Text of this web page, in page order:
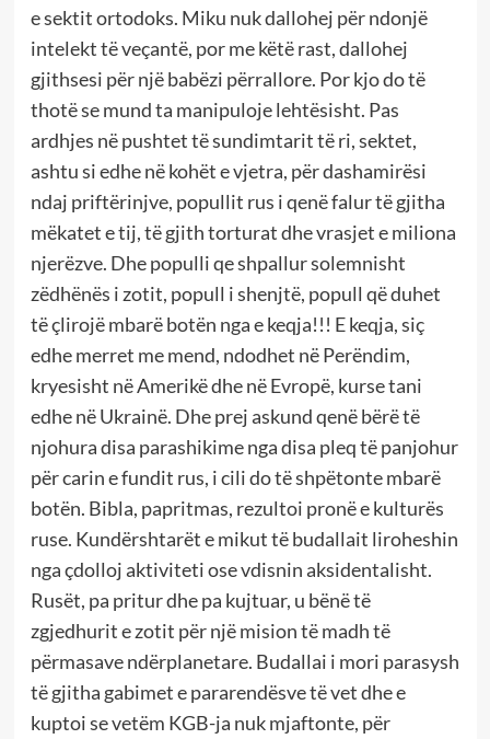
e sektit ortodoks. Miku nuk dallohej për ndonjë
intelekt të veçantë, por me këtë rast, dallohej
gjithsesi për një babëzi përrallore. Por kjo do të
thotë se mund ta manipuloje lehtësisht. Pas
ardhjes në pushtet të sundimtarit të ri, sektet,
ashtu si edhe në kohët e vjetra, për dashamirësi
ndaj priftërinjve, popullit rus i qenë falur të gjitha
mëkatet e tij, të gjith torturat dhe vrasjet e miliona
njerëzve. Dhe populli qe shpallur solemnisht
zëdhënës i zotit, popull i shenjtë, popull që duhet
të çlirojë mbarë botën nga e keqja!!! E keqja, siç
edhe merret me mend, ndodhet në Perëndim,
kryesisht në Amerikë dhe në Evropë, kurse tani
edhe në Ukrainë. Dhe prej askund qenë bërë të
njohura disa parashikime nga disa pleq të panjohur
për carin e fundit rus, i cili do të shpëtonte mbarë
botën. Bibla, papritmas, rezultoi pronë e kulturës
ruse. Kundërshtarët e mikut të budallait liroheshin
nga çdolloj aktiviteti ose vdisnin aksidentalisht.
Rusët, pa pritur dhe pa kujtuar, u bënë të
zgjedhurit e zotit për një mision të madh të
përmasave ndërplanetare. Budallai i mori parasysh
të gjitha gabimet e pararendësve të vet dhe e
kuptoi se vetëm KGB-ja nuk mjaftonte, për